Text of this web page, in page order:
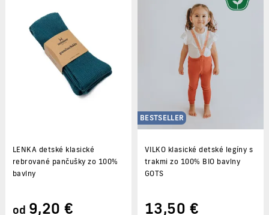
LENKA detské klasické
rebrované pančušky zo 100%
bavlny
od 9,20 €
BESTSELLER
VILKO klasické detské legíny s
trakmi zo 100% BIO bavlny
GOTS
13,50 €